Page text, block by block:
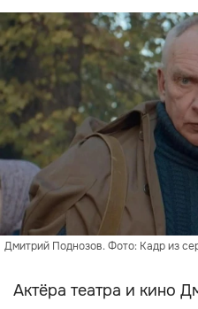
Дмитрий Поднозов. Фото: Кадр из
Актёра театра и кино